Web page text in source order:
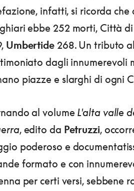
infatti, si ricorda che
ebbe 252 morti, Città
Umbertide268. Un tributo
dagli innumerevoli
piazze e slarghi di ogni
al volume L'alta valle
, edito da Petruzzi,
poderoso e
formato e con
per certi versi, sebbene